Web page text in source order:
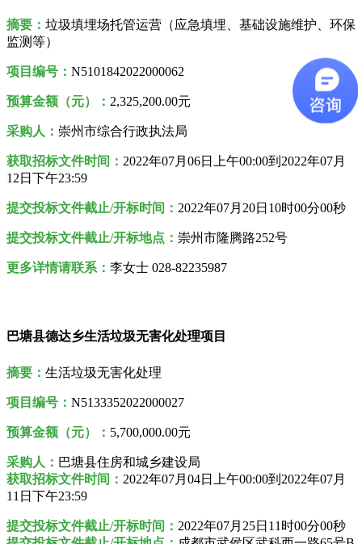
摘要： 垃圾填埋场托管运营（应急填埋、基础设施维护、环保
监测等）
项目编号： N5101842022000062
预算金额（元）： 2,325,200.00元
采购人 ： 崇州市综合行政执法局
获取招标文件时间： 2022年07月06日上午00:00到2022年07月
12日下午23:59
提交投标文件截止/开标时间： 2022年07月20日10时00分00秒
提交投标文件截止/开标地点： 崇州市隆腾路252号
更多详情请联系： 李女士 028-82235987
巴塘县德达乡生活垃圾无害化处理项目
摘要： 生活垃圾无害化处理
项目编号： N5133352022000027
预算金额（元）： 5,700,000.00元
采购人 ： 巴塘县住房和城乡建设局
获取招标文件时间： 2022年07月04日上午00:00到2022年07月
11日下午23:59
提交投标文件截止/开标时间： 2022年07月25日11时00分00秒